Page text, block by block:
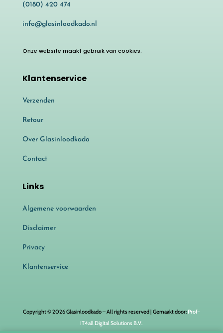
(0180) 420 474
info@glasinloodkado.nl
Onze website maakt gebruik van cookies.
Klantenservice
Verzenden
Retour
Over Glasinloodkado
Contact
Links
Algemene voorwaarden
Disclaimer
Privacy
Klantenservice
Copyright © 2026 Glasinloodkado – All rights reserved | Gemaakt door: Prof-
IT4all Digital Solutions B.V.